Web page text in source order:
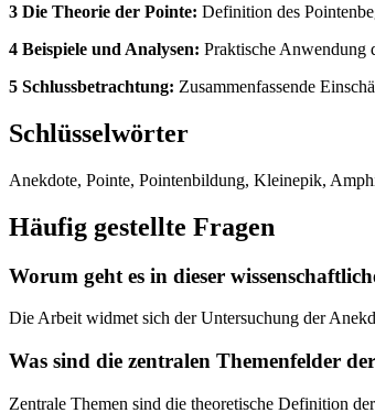
3 Die Theorie der Pointe: Definition des
4 Beispiele und Analysen: Praktische Anwendung
5 Schlussbetrachtung: Zusammenfassende
Schlüsselwörter
Anekdote, Pointe, Pointenbildung, Kleinepik,
Häufig gestellte Fragen
Worum geht es in dieser
Die Arbeit widmet sich der Untersuchung der
Was sind die zentralen Themenfelder
Zentrale Themen sind die theoretische Definition